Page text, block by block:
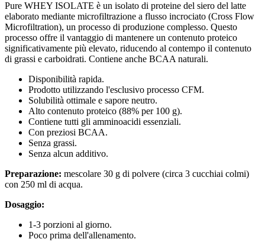
Pure WHEY ISOLATE è un isolato di proteine ​​del siero del latte
elaborato mediante microfiltrazione a flusso incrociato (Cross Flow
Microfiltration), un processo di produzione complesso. Questo
processo offre il vantaggio di mantenere un contenuto proteico
significativamente più elevato, riducendo al contempo il contenuto
di grassi e carboidrati. Contiene anche BCAA naturali.
Disponibilità rapida.
Prodotto utilizzando l'esclusivo processo CFM.
Solubilità ottimale e sapore neutro.
Alto contenuto proteico (88% per 100 g).
Contiene tutti gli amminoacidi essenziali.
Con preziosi BCAA.
Senza grassi.
Senza alcun additivo.
Preparazione: mescolare 30 g di polvere (circa 3 cucchiai colmi)
con 250 ml di acqua.
Dosaggio:
1-3 porzioni al giorno.
Poco prima dell'allenamento.